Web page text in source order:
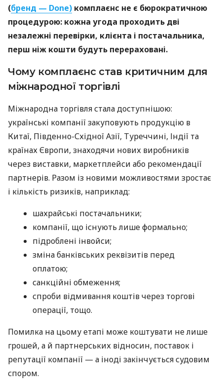
(бренд — Done) комплаєнс не є бюрократичною
процедурою: кожна угода проходить дві
незалежні перевірки, клієнта і постачальника,
перш ніж кошти будуть перераховані.
Чому комплаєнс став критичним для
міжнародної торгівлі
Міжнародна торгівля стала доступнішою:
українські компанії закуповують продукцію в
Китаї, Південно-Східної Азії, Туреччині, Індії та
країнах Європи, знаходячи нових виробників
через виставки, маркетплейси або рекомендації
партнерів. Разом із новими можливостями зростає
і кількість ризиків, наприклад:
шахрайські постачальники;
компанії, що існують лише формально;
підроблені інвойси;
зміна банківських реквізитів перед
оплатою;
санкційні обмеження;
спроби відмивання коштів через торгові
операції, тощо.
Помилка на цьому етапі може коштувати не лише
грошей, а й партнерських відносин, поставок і
репутації компанії — а іноді закінчується судовим
спором.